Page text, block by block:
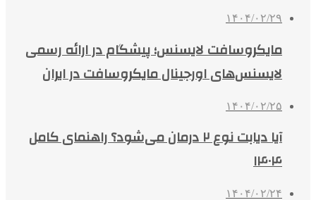
۱۴۰۴/۰۲/۲۹
مایکروسافت لایسنس؛ پیشگام در ارائه رسمی
لایسنس‌های اورجینال مایکروسافت در ایران
۱۴۰۴/۰۲/۲۵
آیا دیابت نوع ۲ درمان می‌شود؟ راهنمای کامل
۱۴۰۴
۱۴۰۴/۰۲/۲۴